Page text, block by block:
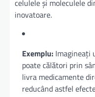
celulele și moleculele
inovatoare.
Exemplu: Imagineați
poate călători prin
livra medicamente
reducând astfel